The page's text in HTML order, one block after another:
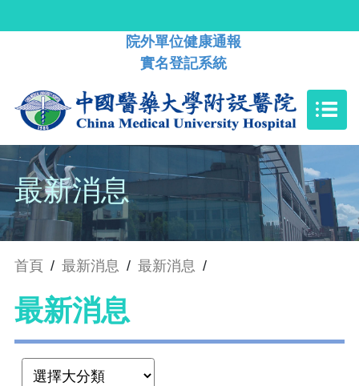
院外單位健康通報
實名登記系統
最新消息
首頁 / 最新消息 / 最新消息 /
最新消息